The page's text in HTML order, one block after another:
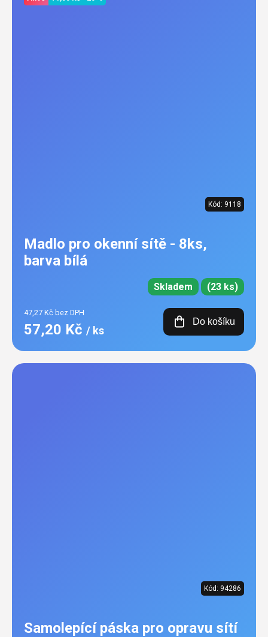
Kód: 9118
Madlo pro okenní sítě - 8ks,
barva bílá
Skladem (23 ks)
47,27 Kč bez DPH
57,20 Kč / ks
Do košíku
Kód: 94286
Samolepící páska pro opravu sítí